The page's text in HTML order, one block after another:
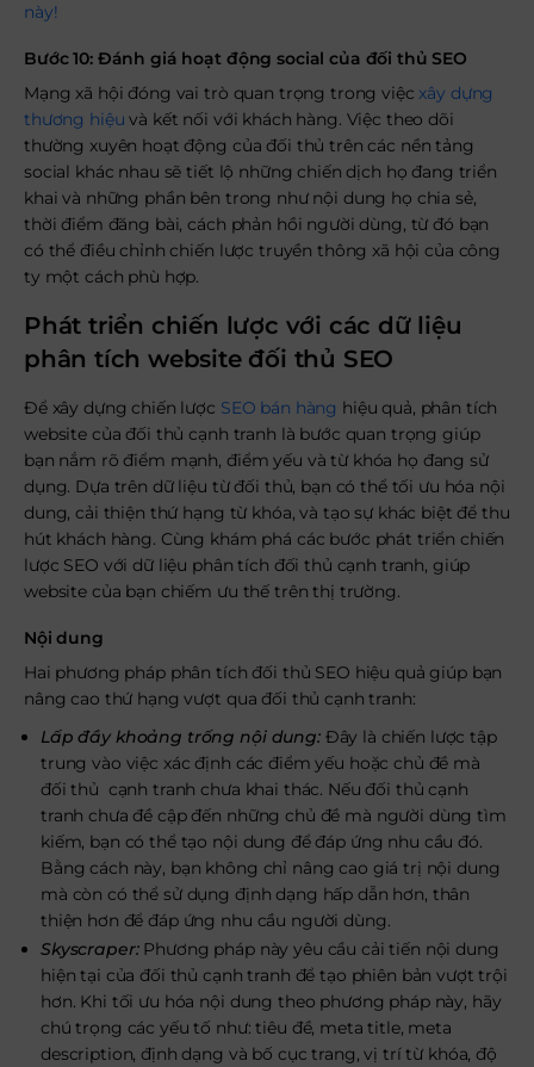
này!
Bước 10: Đánh giá hoạt động social của đối thủ SEO
Mạng xã hội đóng vai trò quan trọng trong việcxây dựng
thương hiệu và kết nối với khách hàng. Việc theo dõi
thường xuyên hoạt động của đối thủ trên các nền tảng
social khác nhau sẽ tiết lộ những chiến dịch họ đang triển
khai và những phần bên trong như nội dung họ chia sẻ,
thời điểm đăng bài, cách phản hồi người dùng, từ đó bạn
có thể điều chỉnh chiến lược truyền thông xã hội của công
ty một cách phù hợp.
Phát triển chiến lược với các dữ liệu
phân tích website đối thủ SEO
Để xây dựng chiến lược SEO bán hàng hiệu quả, phân tích
website của đối thủ cạnh tranh là bước quan trọng giúp
bạn nắm rõ điểm mạnh, điểm yếu và từ khóa họ đang sử
dụng. Dựa trên dữ liệu từ đối thủ, bạn có thể tối ưu hóa nội
dung, cải thiện thứ hạng từ khóa, và tạo sự khác biệt để thu
hút khách hàng. Cùng khám phá các bước phát triển chiến
lược SEO với dữ liệu phân tích đối thủ cạnh tranh, giúp
website của bạn chiếm ưu thế trên thị trường.
Nội dung
Hai phương pháp phân tích đối thủ SEO hiệu quả giúp bạn
nâng cao thứ hạng vượt qua đối thủ cạnh tranh:
Lấp đầy khoảng trống nội dung:Đây là chiến lược tập
trung vào việc xác định các điểm yếu hoặc chủ đề mà
đối thủ cạnh tranh chưa khai thác. Nếu đối thủ cạnh
tranh chưa đề cập đến những chủ đề mà người dùng tìm
kiếm, bạn có thể tạo nội dung để đáp ứng nhu cầu đó.
Bằng cách này, bạn không chỉ nâng cao giá trị nội dung
mà còn có thể sử dụng định dạng hấp dẫn hơn, thân
thiện hơn để đáp ứng nhu cầu người dùng.
Skyscraper: Phương pháp này yêu cầu cải tiến nội dung
hiện tại của đối thủ cạnh tranh để tạo phiên bản vượt trội
hơn. Khi tối ưu hóa nội dung theo phương pháp này, hãy
chú trọng các yếu tố như: tiêu đề, meta title, meta
description, định dạng và bố cục trang, vị trí từ khóa, độ